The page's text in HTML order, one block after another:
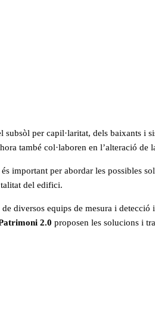
per capil·laritat, dels baixants i
també col·laboren en l’alteració de
important per abordar les possibles
del edifici.
diversos equips de mesura i
2.0 proposen les solucions i